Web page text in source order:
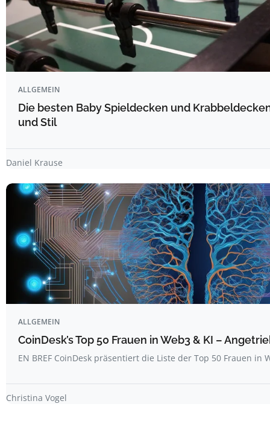
ALLGEMEIN
Die besten Baby Spieldecken und
und Stil
Daniel Krause
ALLGEMEIN
CoinDesk’s Top 50 Frauen in Web3 & KI –
EN BREF CoinDesk präsentiert die Liste der Top 50 Frauen in
Christina Vogel